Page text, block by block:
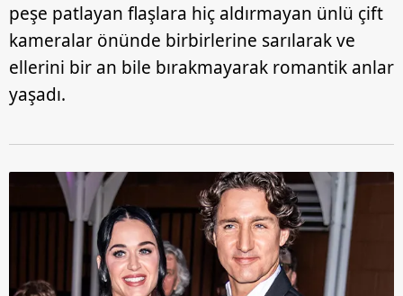
peşe patlayan flaşlara hiç aldırmayan ünlü çift
kameralar önünde birbirlerine sarılarak ve
ellerini bir an bile bırakmayarak romantik anlar
yaşadı.